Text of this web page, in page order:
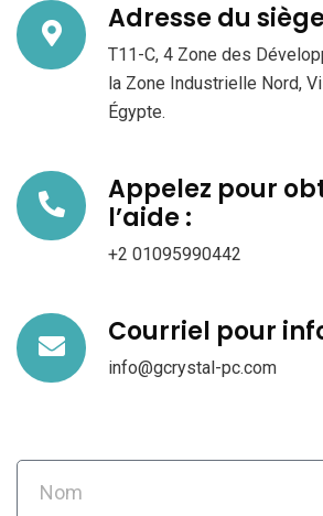
Adresse du
T11-C, 4 Zone des
la Zone Industrielle Nord,
Égypte.
Appelez pour
l’aide :
+2 01095990442
Courriel pour
info@gcrystal-pc.com